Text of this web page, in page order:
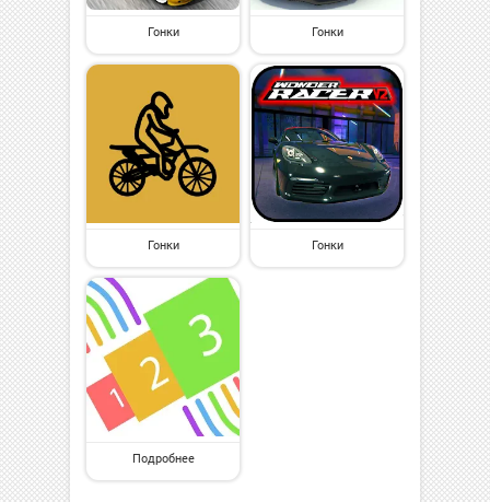
Гонки Гонки
Гонки Гонки
Подробнее